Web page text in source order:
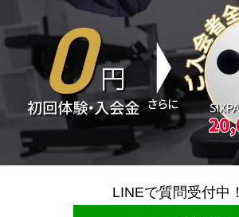
LINEで質問受付中！